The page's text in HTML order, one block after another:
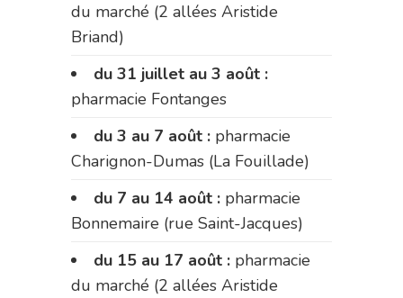
du marché (2 allées Aristide
Briand)
du 31 juillet au 3 août :
pharmacie Fontanges
du 3 au 7 août : pharmacie
Charignon-Dumas (La Fouillade)
du 7 au 14 août : pharmacie
Bonnemaire (rue Saint-Jacques)
du 15 au 17 août : pharmacie
du marché (2 allées Aristide